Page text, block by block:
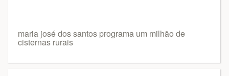
maria josé dos santos programa um milhão de
cisternas rurais